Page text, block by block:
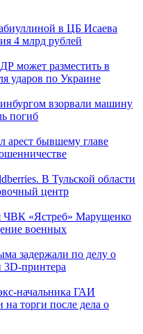
в ЦБ Исаева
4 млрд рублей
может разместить в
ударов по Украине
взорвали машину
погиб
арест бывшему главе
В Тульской области
центр
ЧВК «Ястреб» Марущенко
военных
задержали по делу о
начальника ГАИ
на торги после дела о